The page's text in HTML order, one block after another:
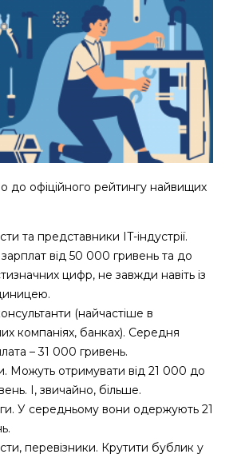
до офіційного рейтингу найвищих
та представники IT-індустрії.
зарплат від 50 000 гривень та до
цифр, не завжди навіть із
(найчастіше в
компаніях, банках). Середня
– 31 000 гривень.
Можуть отримувати від 21 000 до
І, звичайно, більше.
У середньому вони одержують 21
перевізники. Крутити бублик у